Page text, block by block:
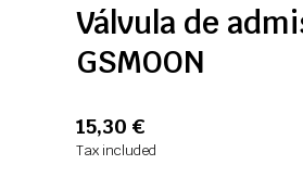
Válvula de
GSMOON
15,30 €
Tax included